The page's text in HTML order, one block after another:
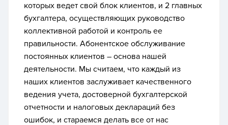
которых ведет свой блок клиентов, и 2 главных
бухгалтера, осуществляющих руководство
коллективной работой и контроль ее
правильности. Абонентское обслуживание
постоянных клиентов – основа нашей
деятельности. Мы считаем, что каждый из
наших клиентов заслуживает качественного
ведения учета, достоверной бухгалтерской
отчетности и налоговых деклараций без
ошибок, и стараемся делать все от нас